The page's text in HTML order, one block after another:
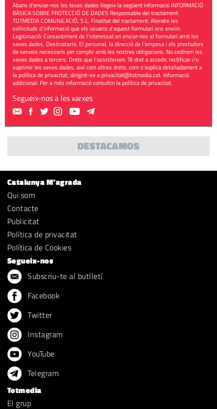
Abans d'enviar-nos les teves dades llegeix la següent informació INFORMACIÓ
BÀSICA SOBRE PROTECCIÓ DE DADES Responsable del tractament:
TOTMEDIA COMUNICACIÓ, S.L. Finalitat del tractament: Atendre les
sol·licituds d'informació que els usuaris d'aquest formulari ens enviïn.
Legitimació: Consentiment de l'interessat en enviar-nos el formulari amb les
seves dades. Destinataris: El personal, la direcció de l'empesa i els prestadors
de serveis necessaris per complir amb les nostres obligacions. No cedirem les
seves dades a tercers. Drets que l'assisteixen: Té dret a accedir, rectificar i/o
suprimir les seves dades, així com altres drets, com s'explica detalladament a
la política de privacitat, dirigint-se aprivacitat@totmedia.cat. Informació
addicional: Per a més informació consultin lapolítica de privacitat.
Segueix-nos a les xarxes
DESTACAMOS
Catalunya M'agrada
Qui som
Contacte
Publicitat
Política de privacitat
Política de Cookies
Segueix-nos
Subscriu-te al butlletí
Facebook
Twitter
Instagram
YouTube
Telegram
Totmedia
El grup